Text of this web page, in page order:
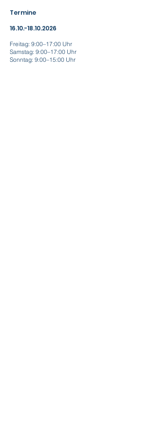
Termine
16.10.-18.10.2026
Freitag: 9:00–17:00 Uhr
Samstag: 9:00–17:00 Uhr
Sonntag: 9:00–15:00 Uhr